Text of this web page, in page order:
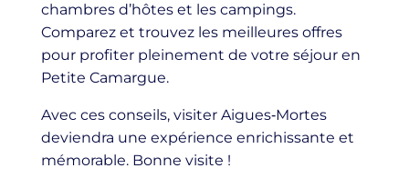
chambres d’hôtes et les campings.
Comparez et trouvez les meilleures offres
pour profiter pleinement de votre séjour en
Petite Camargue.
Avec ces conseils, visiter Aigues‑Mortes
deviendra une expérience enrichissante et
mémorable. Bonne visite !